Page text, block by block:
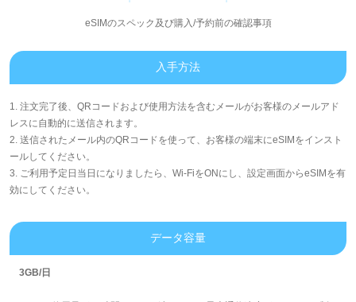
eSIMのスペック及び購入/予約前の確認事項
入手方法
1. 注文完了後、QRコードおよび使用方法を含むメールがお客様のメールアド
レスに自動的に送信されます。
2. 送信されたメール内のQRコードを使って、お客様の端末にeSIMをインスト
ールしてください。
3. ご利用予定日当日になりましたら、Wi-FiをONにし、設定画面からeSIMを有
効にしてください。
データ容量
3GB/日